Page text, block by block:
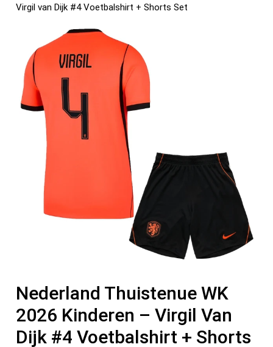
Virgil van Dijk #4 Voetbalshirt + Shorts Set
Nederland Thuistenue WK
2026 Kinderen – Virgil Van
Dijk #4 Voetbalshirt + Shorts